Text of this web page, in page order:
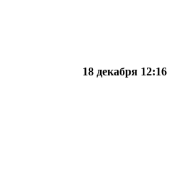
18 декабря 12:16